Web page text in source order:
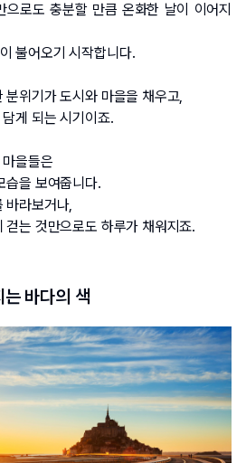
으로도 충분할 만큼 온화한 날이 이어지
불어오기 시작합니다.
위기가 도시와 마을을 채우고,
게 되는 시기이죠.
을들은
습을 보여줍니다.
바라보거나,
는 것만으로도 하루가 채워지죠.
바다의 색